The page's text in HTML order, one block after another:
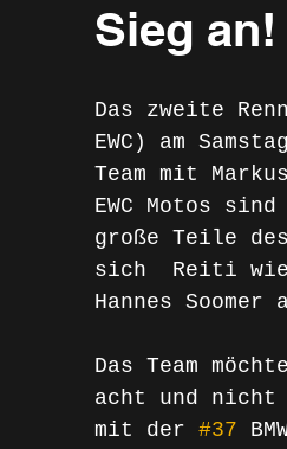
Sieg an!
Das zweite
EWC) am
Team mit
EWC Motos
große Teile
sich  Reiti
Hannes
Das Team
acht und nicht
mit der #37